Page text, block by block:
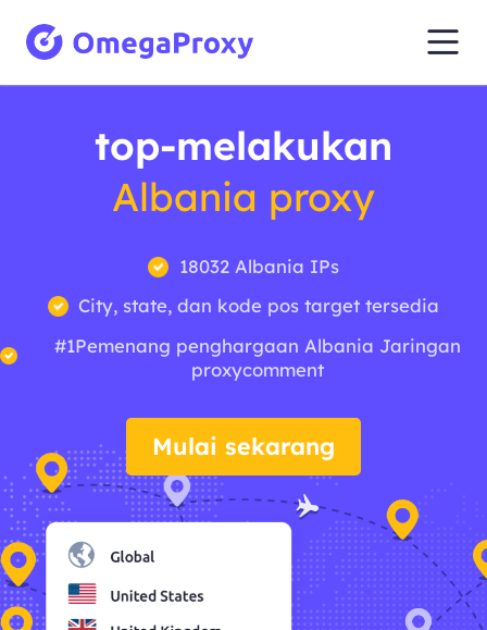
top-melakukan
Albania proxy
18032 Albania IPs
City, state, dan kode pos target tersedia
#1Pemenang penghargaan Albania Jaringan
proxycomment
Mulai sekarang